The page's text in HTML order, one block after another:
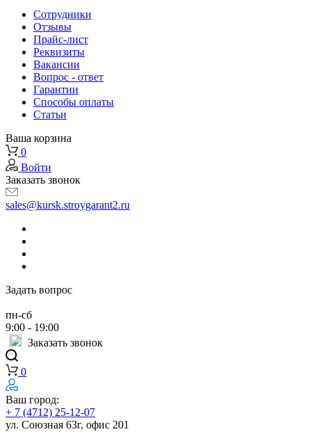
Сотрудники
Отзывы
Прайс-лист
Реквизиты
Вакансии
Вопрос - ответ
Гарантии
Способы оплаты
Статьи
Ваша корзина
0
Войти
Заказать звонок
sales@kursk.stroygarant2.ru
Задать вопрос
пн-сб
9:00 - 19:00
Заказать звонок
0
Ваш город:
+ 7 (4712) 25-12-07
ул. Союзная 63г, офис 201